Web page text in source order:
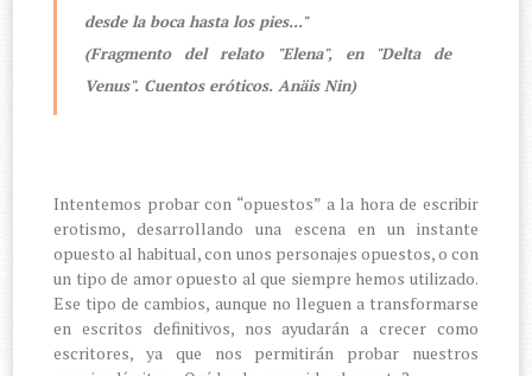
desde la boca hasta los pies..."
(Fragmento del relato "Elena", en "Delta de
Venus". Cuentos eróticos. Anäis Nin)
Intentemos probar con “opuestos” a la hora de escribir
erotismo, desarrollando una escena en un instante
opuesto al habitual, con unos personajes opuestos, o con
un tipo de amor opuesto al que siempre hemos utilizado.
Ese tipo de cambios, aunque no lleguen a transformarse
en escritos definitivos, nos ayudarán a crecer como
escritores, ya que nos permitirán probar nuestros